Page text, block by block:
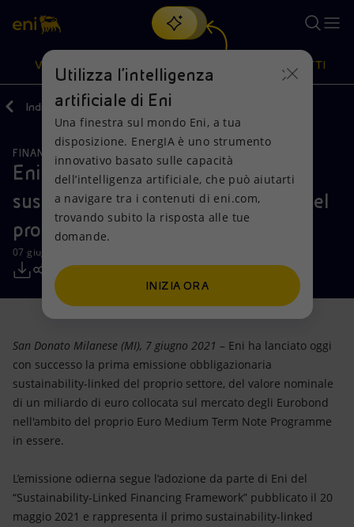
Cerca
scopri EnergIA, la nostra nuova soluzione di intelligenza
artificiale.
VISIONE
Visione
Mission e valori
Persone e Partnership
Net Zero
Modello satellitare
Energia accessibile
Innovazione
Scenari energetici
Azioni
Diversificazione energetica
Tecnologie per la transizione
Collaborazioni per l'innovazione
Attività nel mondo
PRODOTTI
Prodotti
Casa
Imprese
Mobilità
Indietro Media Comunicati Stampa
FINANZA, STRATEGIA E REPORT
Eni: lanciato con successo il primo
sustainability-linked bond in euro del
proprio settore
07 giugno 2021 - 17:40 CEST
San Donato Milanese (MI), 7 giugno 2021 – Eni ha lanciato oggi
con successo la prima emissione obbligazionaria
sustainability-linked del proprio settore, del valore nominale
di un miliardo di euro collocata sul mercato degli Eurobond
nell'ambito del proprio Euro Medium Term Note Programme
in essere.
L’emissione odierna segue l’adozione da parte di Eni del
“Sustainability-Linked Financing Framework” pubblicato il 20
maggio 2021 e rappresenta il primo sustainability-linked
Utilizza l'intelligenza
artificiale di Eni
Una finestra sul mondo Eni, a tua
disposizione. EnergIA è uno strumento
innovativo basato sulle capacità
dell’intelligenza artificiale, che può aiutarti
a navigare tra i contenuti di eni.com,
trovando subito la risposta alle tue
domande.
INIZIA ORA